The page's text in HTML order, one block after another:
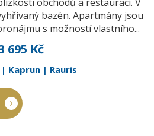
bazén. Apartmány jsou
s možností vlastního...
695 Kč
| Kaprun | Rauris